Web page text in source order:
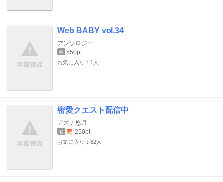
Web BABY vol.34
アンソロジー
巻 550pt
お気に入り：1人
密愛クエスト配信中
アズナ悠月
巻 完 250pt
お気に入り：62人